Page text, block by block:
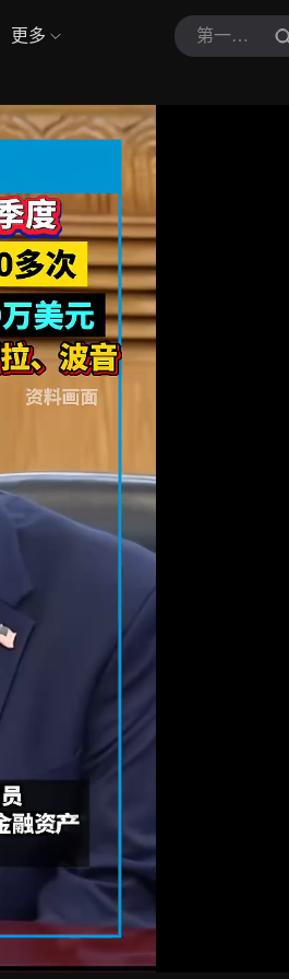
更多 第一财经视频